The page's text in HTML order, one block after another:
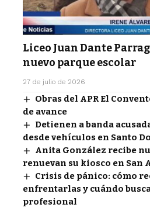
Liceo Juan Dante
nuevo parque escolar
27 de julio de 2026
Obras del APR El
de avance
Detienen a banda
desde vehículos en Santo
Anita González recibe
renuevan su kiosco en San
Crisis de pánico: cómo
enfrentarlas y cuándo
profesional